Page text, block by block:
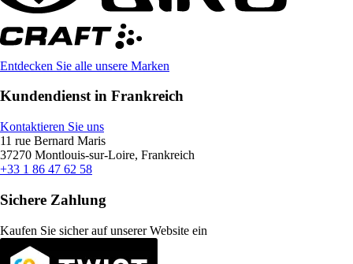
Entdecken Sie alle unsere Marken
Kundendienst in Frankreich
Kontaktieren Sie uns
11 rue Bernard Maris
37270 Montlouis-sur-Loire, Frankreich
+33 1 86 47 62 58
Sichere Zahlung
Kaufen Sie sicher auf unserer Website ein